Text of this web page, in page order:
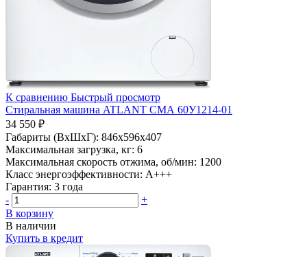
К сравнению Быстрый просмотр
Стиральная машина ATLANT СМА 60У1214-01
34 550 ₽
Габариты (ВхШхГ): 846x596x407
Максимальная загрузка, кг: 6
Максимальная скорость отжима, об/мин: 1200
Класс энергоэффективности: A+++
Гарантия: 3 года
-
+
В корзину
В наличии
Купить в кредит